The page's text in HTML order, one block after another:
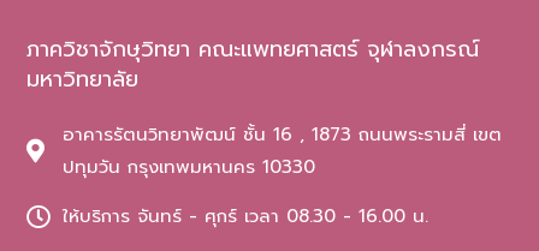
ภาควิชาจักษุวิทยา คณะแพทยศาสตร์ จุฬาลงกรณ์
มหาวิทยาลัย
อาคารรัตนวิทยาพัฒน์ ชั้น 16 , 1873 ถนนพระรามสี่ เขต
ปทุมวัน กรุงเทพมหานคร 10330
ให้บริการ จันทร์ - ศุกร์ เวลา 08.30 - 16.00 น.